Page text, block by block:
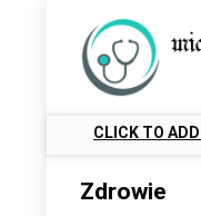
CLICK TO
Zdrowie